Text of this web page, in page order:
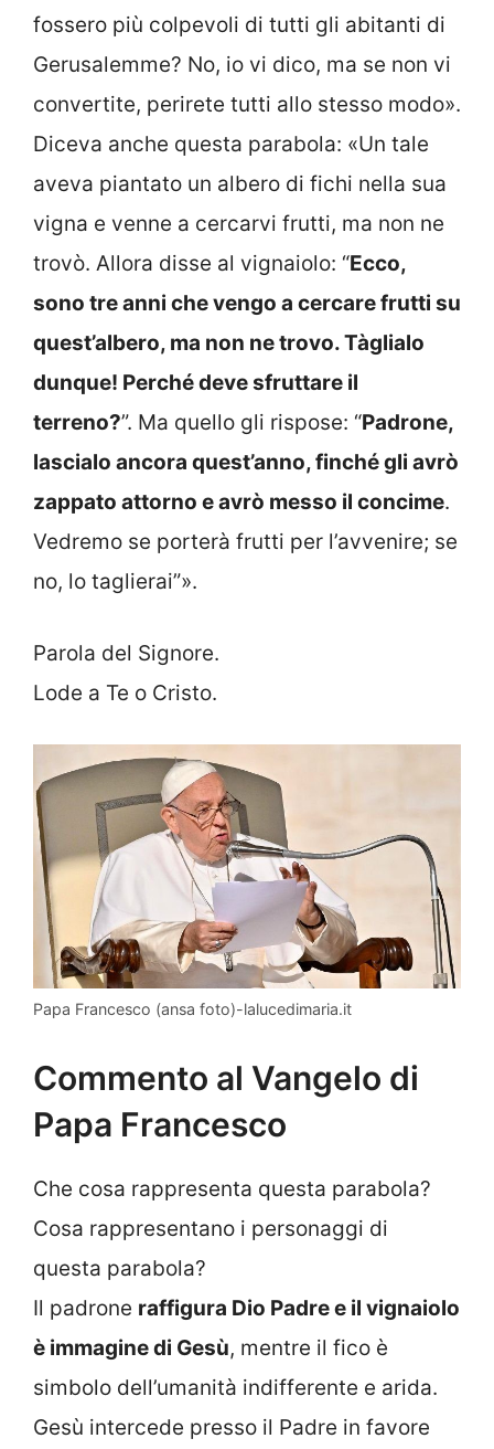
fossero più colpevoli di tutti gli abitanti di
Gerusalemme? No, io vi dico, ma se non vi
convertite, perirete tutti allo stesso modo».
Diceva anche questa parabola: «Un tale
aveva piantato un albero di fichi nella sua
vigna e venne a cercarvi frutti, ma non ne
trovò. Allora disse al vignaiolo: “Ecco,
sono tre anni che vengo a cercare frutti su
quest’albero, ma non ne trovo. Tàglialo
dunque! Perché deve sfruttare il
terreno?”. Ma quello gli rispose: “Padrone,
lascialo ancora quest’anno, finché gli avrò
zappato attorno e avrò messo il concime.
Vedremo se porterà frutti per l’avvenire; se
no, lo taglierai”».
Parola del Signore.
Lode a Te o Cristo.
Papa Francesco (ansa foto)-lalucedimaria.it
Commento al Vangelo di
Papa Francesco
Che cosa rappresenta questa parabola?
Cosa rappresentano i personaggi di
questa parabola?
Il padrone raffigura Dio Padre e il vignaiolo
è immagine di Gesù, mentre il fico è
simbolo dell’umanità indifferente e arida.
Gesù intercede presso il Padre in favore